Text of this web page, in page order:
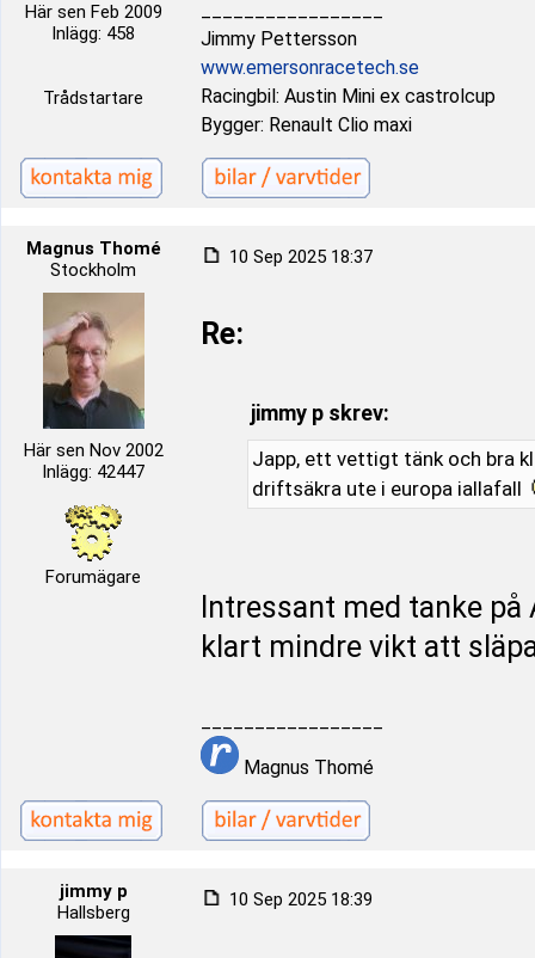
Här sen Feb 2009
Inlägg: 458
Trådstartare
Jimmy Pettersson
www.emersonracetech.se
Racingbil: Austin Mini ex castrolcup
Bygger: Renault Clio maxi
Magnus Thomé
Stockholm
Här sen Nov 2002
Inlägg: 42447
Forumägare
10 Sep 2025 18:37
Re:
jimmy p skrev:
Japp, ett vettigt tänk och bra
driftsäkra ute i europa iallafall
Intressant med tanke
klart mindre vikt att
Magnus Thomé
jimmy p
Hallsberg
10 Sep 2025 18:39